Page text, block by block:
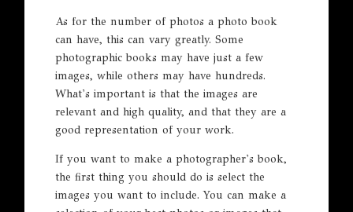
As for the number of photos a photo book
can have, this can vary greatly. Some
photographic books may have just a few
images, while others may have hundreds.
What's important is that the images are
relevant and high quality, and that they are a
good representation of your work.
If you want to make a photographer's book,
the first thing you should do is select the
images you want to include. You can make a